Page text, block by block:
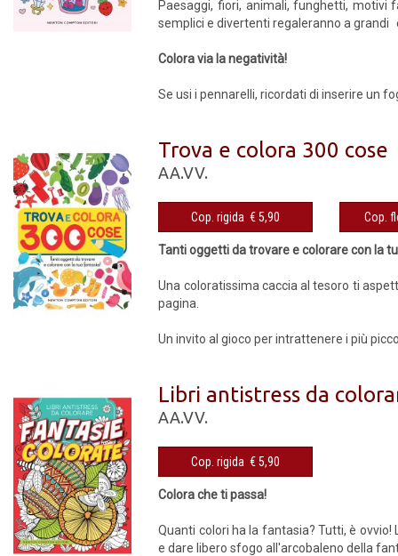
Paesaggi, fiori, animali, funghetti, motivi
semplici e divertenti regaleranno a
Colora via la negatività!
Se usi i pennarelli, ricordati di inserire un
Trova e colora 300 cose
AA.VV.
Cop. rigida € 5,90
Tanti oggetti da trovare e colorare con la
Una coloratissima caccia al tesoro ti
pagina.
Un invito al gioco per intrattenere i più
Libri antistress da
AA.VV.
Cop. rigida € 5,90
Colora che ti passa!
Quanti colori ha la fantasia? Tutti, è
e dare libero sfogo all'arcobaleno della